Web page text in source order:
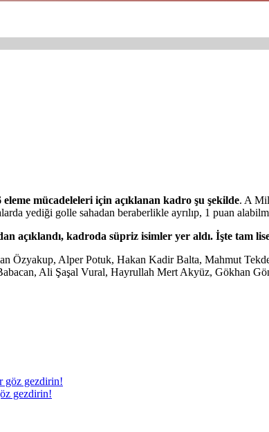
mücadeleleri için açıklanan kadro şu şekilde. A
yediği golle sahadan beraberlikle ayrılıp, 1 puan
açıklandı, kadroda süpriz isimler yer aldı. İşte tam
Özyakup, Alper Potuk, Hakan Kadir Balta, Mahmut
Ali Şaşal Vural, Hayrullah Mert Akyüz, Gökhan
gezdirin!